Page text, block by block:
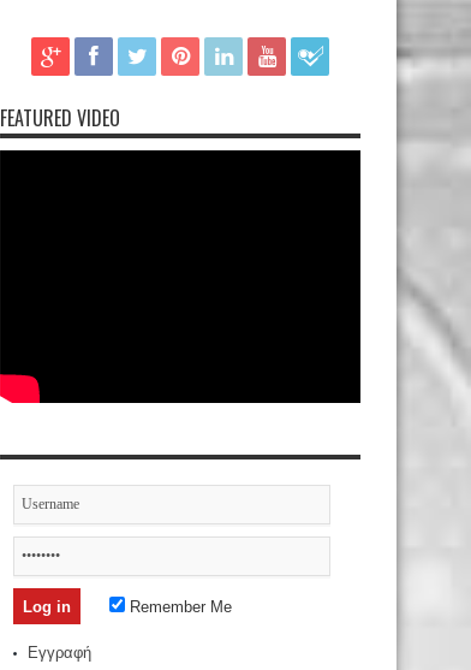
FEATURED VIDEO
Remember Me
Εγγραφή